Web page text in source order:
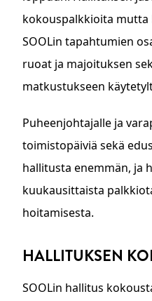
kokouspalkkioita
SOOLin tapahtumien
ruoat ja majoituksen
matkustukseen
Puheenjohtajalle ja
toimistopäiviä sekä
hallitusta enemmän, ja
kuukausittaista
hoitamisesta.
HALLITUKSEN
SOOLin hallitus